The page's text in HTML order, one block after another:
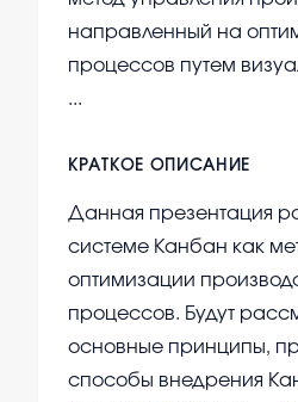
направленный на
процессов путем
...
КРАТКОЕ ОПИСАНИЕ
Данная презентация
системе Канбан как
оптимизации
процессов. Будут
основные принципы,
способы внедрения